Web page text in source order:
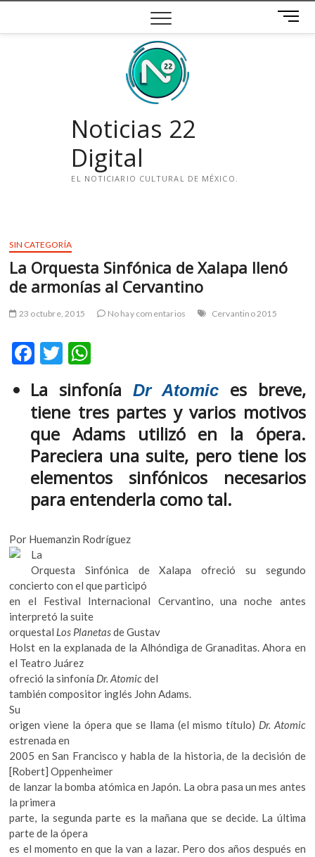
contenido
B
o
Noticias 22
Digital
EL NOTICIARIO CULTURAL DE MÉXICO.
r
k
p
SIN CATEGORÍA
La Orquesta Sinfónica de Xalapa llenó
de armonías al Cervantino
23 octubre, 2015 No hay comentarios Cervantino 2015
F
e
b
o
o
k
T
itt
er
at
s
A
p
p
La sinfonía Dr Atomic
es breve,
tiene tres partes y varios motivos
que Adams utilizó en la ópera.
Pareciera una suite, pero tiene los
elementos sinfónicos necesarios
para entenderla como tal.
Por Huemanzin Rodríguez
La
Orquesta Sinfónica de Xalapa ofreció su segundo
concierto con el que participó
en el Festival Internacional Cervantino, una noche antes
interpretó la suite
orquestal Los Planetasde Gustav
Holst en la explanada de la Alhóndiga de Granaditas. Ahora en
el Teatro Juárez
ofreció la sinfonía Dr. Atomicdel
también compositor inglés John Adams.
Su
origen viene la ópera que se llama (el mismo título) Dr. Atomic
estrenada en
2005 en San Francisco y habla de la historia, de la decisión de
[Robert] Oppenheimer
de lanzar la bomba atómica en Japón. La obra pasa un mes antes
la primera
parte, la segunda parte es la mañana que se decide. La última
parte de la ópera
es el momento en que la van a lazar. Pero dos años después en